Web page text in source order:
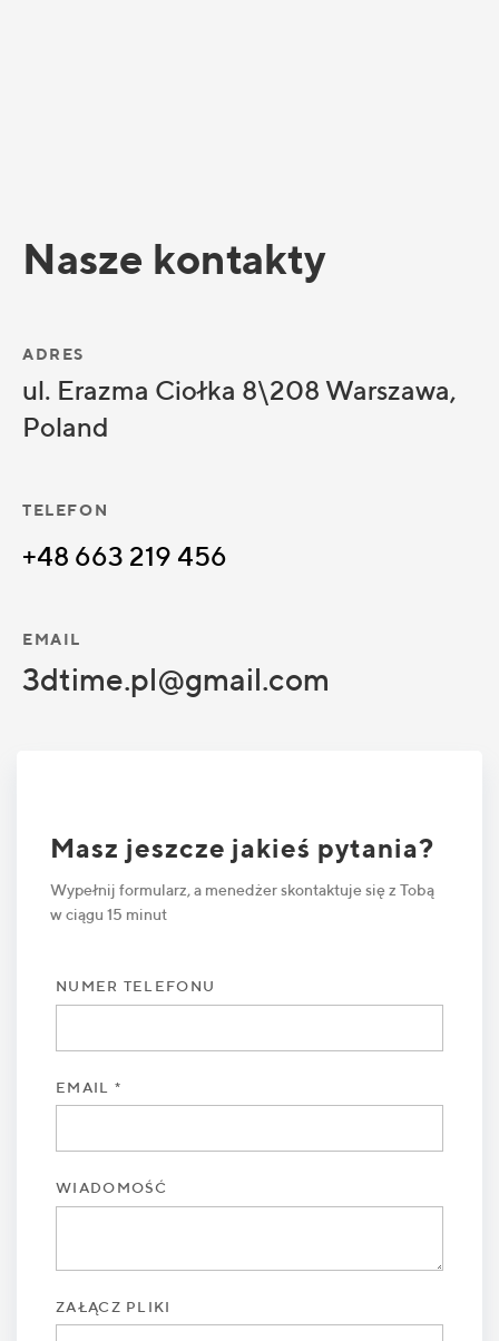
Nasze kontakty
ADRES
ul. Erazma Ciołka 8\208 Warszawa,
Poland
TELEFON
+48 663 219 456
EMAIL
3dtime.pl@gmail.com
Masz jeszcze jakieś pytania?
Wypełnij formularz, a menedżer skontaktuje się z Tobą
w ciągu 15 minut
NUMER TELEFONU
EMAIL *
WIADOMOŚĆ
ZAŁĄCZ PLIKI